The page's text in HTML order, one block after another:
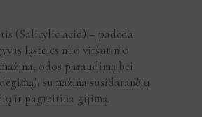
(Salicylic acid) – padeda
ląsteles nuo viršutinio
odos paraudimą bei
sumažina susidarančių
ir pagreitina gijimą.